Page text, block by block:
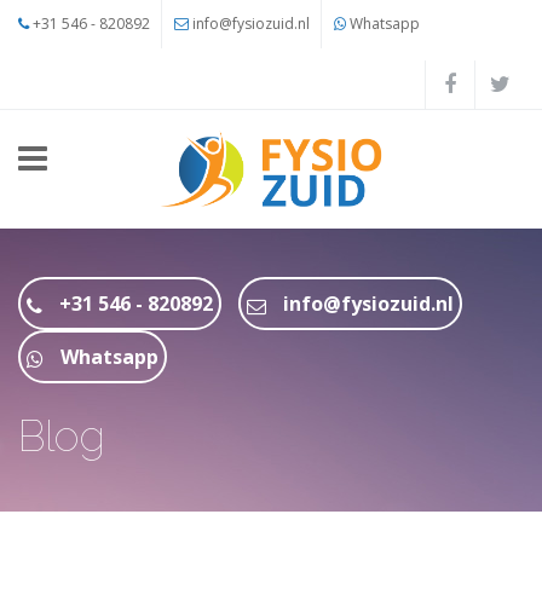
Overslaan en naar de inhoud gaan
+31 546 - 820892 info@fysiozuid.nl Whatsapp
+31 546 - 820892
info@fysiozuid.nl
Whatsapp
Blog